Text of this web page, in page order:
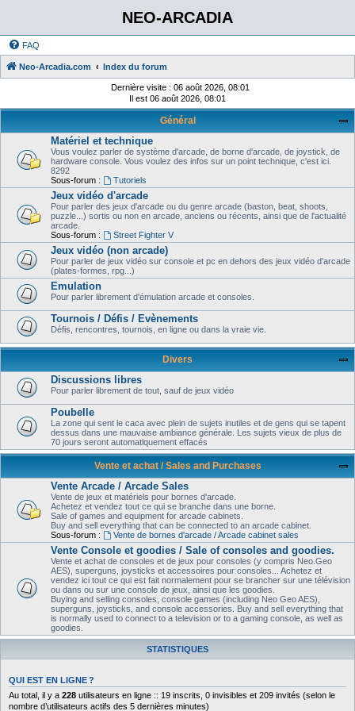
NEO-ARCADIA
FAQ
Neo-Arcadia.com Index du forum
Dernière visite : 06 août 2026, 08:01
Il est 06 août 2026, 08:01
Général
Matériel et technique
Vous voulez parler de système d'arcade, de borne d'arcade, de joystick, de
hardware console. Vous voulez des infos sur un point technique, c'est ici.
8292
Sous-forum :
Tutoriels
Jeux vidéo d'arcade
Pour parler des jeux d'arcade ou du genre arcade (baston, beat, shoots,
puzzle...) sortis ou non en arcade, anciens ou récents, ainsi que de l'actualité
arcade.
Sous-forum :
Street Fighter V
Jeux vidéo (non arcade)
Pour parler de jeux vidéo sur console et pc en dehors des jeux vidéo d'arcade
(plates-formes, rpg...)
Emulation
Pour parler librement d'émulation arcade et consoles.
Tournois / Défis / Evènements
Défis, rencontres, tournois, en ligne ou dans la vraie vie.
Divers
Discussions libres
Pour parler librement de tout, sauf de jeux vidéo
Poubelle
La zone qui sent le caca avec plein de sujets inutiles et de gens qui se tapent
dessus dans une mauvaise ambiance générale. Les sujets vieux de plus de
70 jours seront automatiquement effacés
Vente et achat / Sales and Purchases
Vente Arcade / Arcade Sales
Vente de jeux et matériels pour bornes d'arcade.
Achetez et vendez tout ce qui se branche dans une borne.
Sale of games and equipment for arcade cabinets.
Buy and sell everything that can be connected to an arcade cabinet.
Sous-forum :
Vente de bornes d'arcade / Arcade cabinet sales
Vente Console et goodies / Sale of consoles and goodies.
Vente et achat de consoles et de jeux pour consoles (y compris Neo.Geo
AES), superguns, joysticks et accessoires pour consoles... Achetez et
vendez ici tout ce qui est fait normalement pour se brancher sur une télévision
ou dans ou sur une console de jeux, ainsi que les goodies.
Buying and selling consoles, console games (including Neo Geo AES),
superguns, joysticks, and console accessories. Buy and sell everything that
is normally used to connect to a television or to a gaming console, as well as
goodies.
STATISTIQUES
QUI EST EN LIGNE ?
Au total, il y a 228 utilisateurs en ligne :: 19 inscrits, 0 invisibles et 209 invités (selon le
nombre d’utilisateurs actifs des 5 dernières minutes)